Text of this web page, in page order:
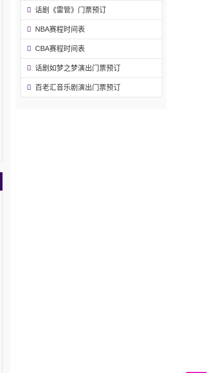
话剧《雷管》门票预订
NBA赛程时间表
CBA赛程时间表
话剧如梦之梦演出门票预订
百老汇音乐剧演出门票预订